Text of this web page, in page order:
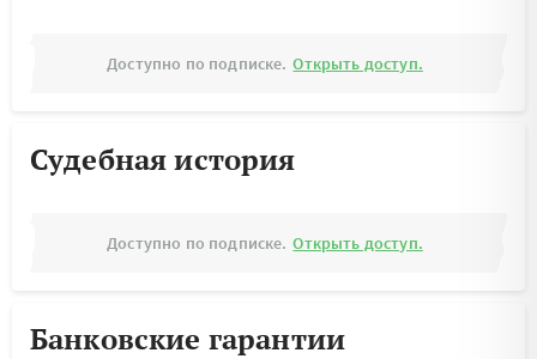
Доступно по подписке. Открыть доступ.
Судебная история
Доступно по подписке. Открыть доступ.
Банковские гарантии